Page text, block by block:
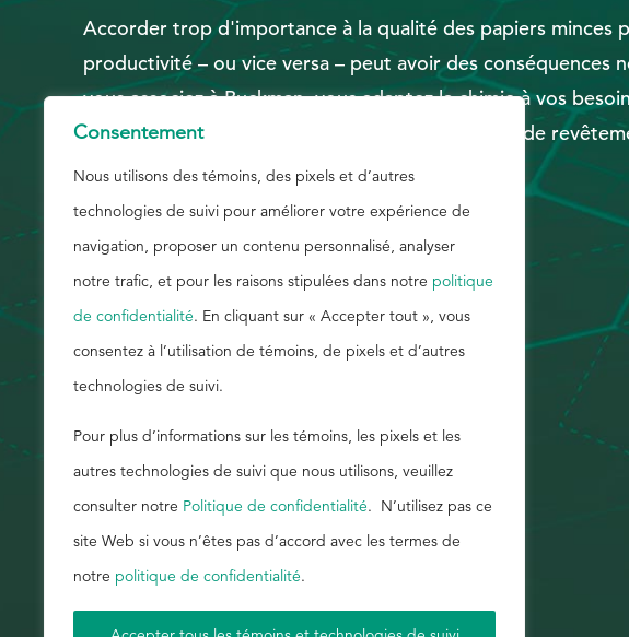
Consentement
Nous utilisons des témoins, des pixels et d’autres
technologies de suivi pour améliorer votre expérience de
navigation, proposer un contenu personnalisé, analyser
notre trafic, et pour les raisons stipulées dans notre politique
de confidentialité. En cliquant sur « Accepter tout », vous
consentez à l’utilisation de témoins, de pixels et d’autres
technologies de suivi.
Pour plus d’informations sur les témoins, les pixels et les
autres technologies de suivi que nous utilisons, veuillez
consulter notre Politique de confidentialité. N’utilisez pas ce
site Web si vous n’êtes pas d’accord avec les termes de
notre politique de confidentialité.
English
Rechercher
Accorder trop d'importance à la qualité des papiers minces
productivité – ou vice versa – peut avoir des conséquences
vous associez à Buckman, vous adaptez la chimie à vos
modifier votre procédé en fonction des produits de
apprendre davantage, lisez ce livre numérique.